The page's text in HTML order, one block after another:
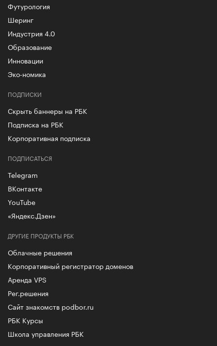
Футурология
Шеринг
Индустрия 4.0
Образование
Инновации
Эко-номика
ПОДПИСКИ
Скрыть баннеры на РБК
Подписка на РБК
Корпоративная подписка
ДРУГИЕ ПРОДУКТЫ РБК
Облачные решения
Корпоративный регистратор доменов
Аренда VPS
Рег.решения
Сайт знакомств podbor.ru
РБК Курсы
Школа управления РБК
ПОДПИСАТЬСЯ
Telegram
ВКонтакте
YouTube
«Яндекс.Дзен»